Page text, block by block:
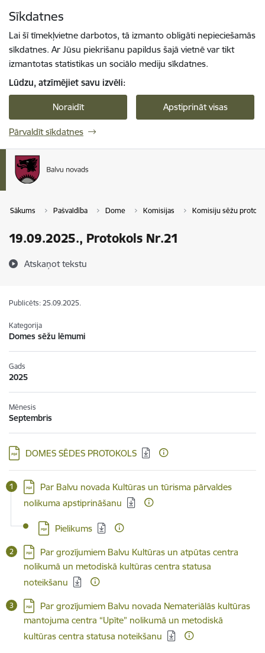
Sīkdatnes
Lai šī tīmekļvietne darbotos, tā izmanto obligāti nepieciešamās
sīkdatnes. Ar Jūsu piekrišanu papildus šajā vietnē var tikt
izmantotas statistikas un sociālo mediju sīkdatnes.
Lūdzu, atzīmējiet savu izvēli:
Noraidīt Apstiprināt visas
Pārvaldīt sīkdatnes
Sākums Pašvaldība Dome Komisijas Komisiju sēžu
19.09.2025., Protokols Nr.21
Atskaņot tekstu
Publicēts: 25.09.2025.
Kategorija
Domes sēžu lēmumi
Gads
2025
Mēnesis
Septembris
Lejupielādēt:
DOMES SĒDES PROTOKOLS
Lejupielādēt:
Par Balvu novada Kultūras un tūrisma pārvaldes
nolikuma apstiprināšanu
Lejupielādēt:
Pielikums
Lejupielādēt:
Par grozījumiem Balvu Kultūras un atpūtas centra
nolikumā un metodiskā kultūras centra statusa
noteikšanu
Lejupielādēt:
Par grozījumiem Balvu novada Nemateriālās kultūras
mantojuma centra “Upīte” nolikumā un metodiskā
kultūras centra statusa noteikšanu